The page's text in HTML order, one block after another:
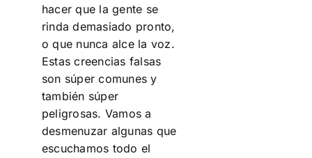
hacer que la gente se
rinda demasiado pronto,
o que nunca alce la voz.
Estas creencias falsas
son súper comunes y
también súper
peligrosas. Vamos a
desmenuzar algunas que
escuchamos todo el